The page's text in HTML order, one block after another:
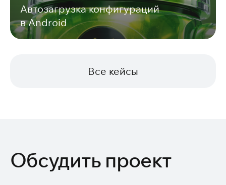
Автозагрузка конфигураций
в Android
Все кейсы
Обсудить проект